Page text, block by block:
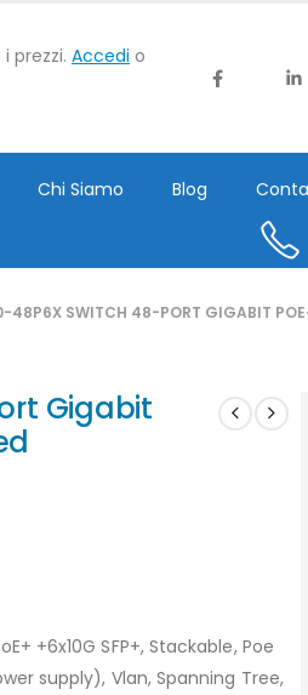
prezzi. Accedi o
Chi Siamo Blog
48P6X SWITCH 48-PORT GIGABIT
Gigabit
+6x10G SFP+, Stackable, Poe
supply), Vlan, Spanning Tree,